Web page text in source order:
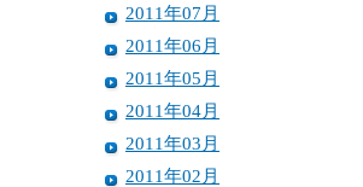
2011年07月
2011年06月
2011年05月
2011年04月
2011年03月
2011年02月